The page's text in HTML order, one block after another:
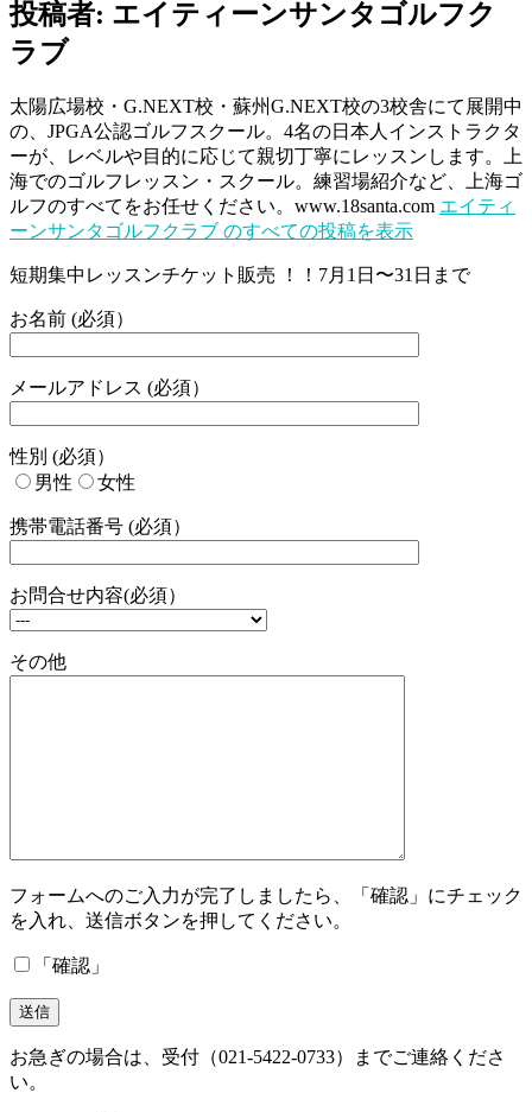
投稿者: エイティーンサンタゴルフク
ラブ
太陽広場校・G.NEXT校・蘇州G.NEXT校の3校舎にて展開中
の、JPGA公認ゴルフスクール。4名の日本人インストラクタ
ーが、レベルや目的に応じて親切丁寧にレッスンします。上
海でのゴルフレッスン・スクール。練習場紹介など、上海ゴ
ルフのすべてをお任せください。www.18santa.com エイティ
ーンサンタゴルフクラブ のすべての投稿を表示
短期集中レッスンチケット販売 ！！7月1日〜31日まで
お名前 (必須）
メールアドレス (必須）
性別 (必須）
男性
女性
携帯電話番号 (必須）
お問合せ内容(必須）
その他
フォームへのご入力が完了しましたら、「確認」にチェック
を入れ、送信ボタンを押してください。
「確認」
お急ぎの場合は、受付（021-5422-0733）までご連絡くださ
い。